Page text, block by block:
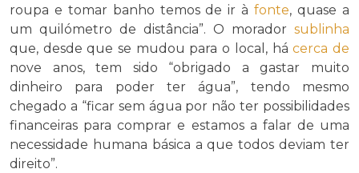
roupa e tomar banho temos de ir àfonte, quase a
um quilómetro de distância”. O morador sublinha
que, desde que se mudou para o local, hácerca de
nove anos, tem sido “obrigado a gastar muito
dinheiro para poder ter água”, tendo mesmo
chegado a “ficar sem água por não ter possibilidades
financeiras para comprar e estamos a falar de uma
necessidade humana básica a que todos deviam ter
direito”.